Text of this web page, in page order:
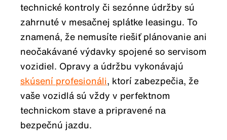
technické kontroly či sezónne údržby sú
zahrnuté v mesačnej splátke leasingu. To
znamená, že nemusíte riešiť plánovanie ani
neočakávané výdavky spojené so servisom
vozidiel. Opravy a údržbu vykonávajú
skúsení profesionáli, ktorí zabezpečia, že
vaše vozidlá sú vždy v perfektnom
technickom stave a pripravené na
bezpečnú jazdu.